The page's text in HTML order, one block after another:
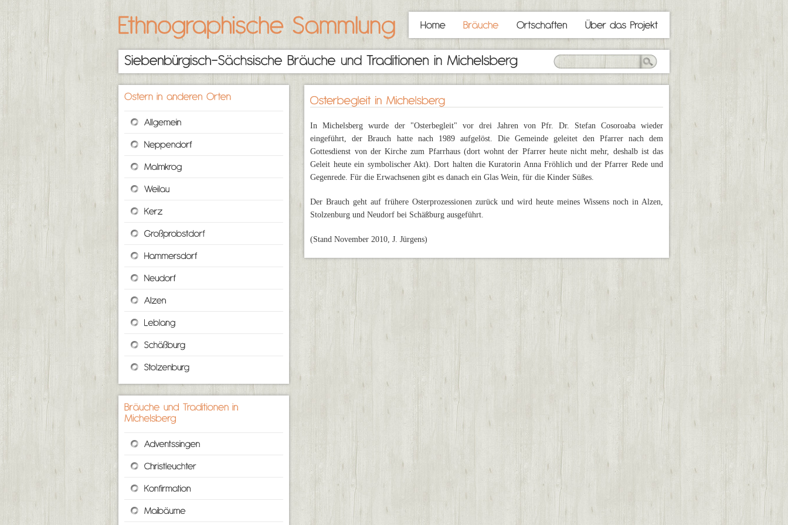
In Michelsberg wurde der "Osterbegleit" vor drei Jahren von Pfr. Dr. Stefan Cosoroaba wieder
eingeführt, der Brauch hatte nach 1989 aufgelöst. Die Gemeinde geleitet den Pfarrer nach dem
Gottesdienst von der Kirche zum Pfarrhaus (dort wohnt der Pfarrer heute nicht mehr, deshalb ist das
Geleit heute ein symbolischer Akt). Dort halten die Kuratorin Anna Fröhlich und der Pfarrer Rede und
Gegenrede. Für die Erwachsenen gibt es danach ein Glas Wein, für die Kinder Süßes.
Der Brauch geht auf frühere Osterprozessionen zurück und wird heute meines Wissens noch in Alzen,
Stolzenburg und Neudorf bei Schäßburg ausgeführt.
(Stand November 2010, J. Jürgens)